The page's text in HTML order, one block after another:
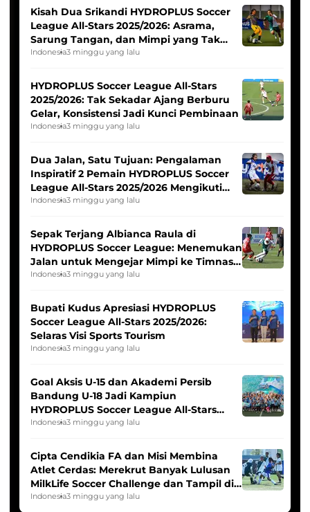
Kisah Dua Srikandi HYDROPLUS Soccer
League All-Stars 2025/2026: Asrama,
Sarung Tangan, dan Mimpi yang Tak
Pernah Padam
Indonesia3 minggu yang lalu
HYDROPLUS Soccer League All-Stars
2025/2026: Tak Sekadar Ajang Berburu
Gelar, Konsistensi Jadi Kunci Pembinaan
Indonesia3 minggu yang lalu
Dua Jalan, Satu Tujuan: Pengalaman
Inspiratif 2 Pemain HYDROPLUS Soccer
League All-Stars 2025/2026 Mengikuti
Seleksi Timnas Indonesia Putri
Indonesia3 minggu yang lalu
Sepak Terjang Albianca Raula di
HYDROPLUS Soccer League: Menemukan
Jalan untuk Mengejar Mimpi ke Timnas
Indonesia Putri
Indonesia3 minggu yang lalu
Bupati Kudus Apresiasi HYDROPLUS
Soccer League All-Stars 2025/2026:
Selaras Visi Sports Tourism
Indonesia3 minggu yang lalu
Goal Aksis U-15 dan Akademi Persib
Bandung U-18 Jadi Kampiun
HYDROPLUS Soccer League All-Stars
2025/2026
Indonesia3 minggu yang lalu
Cipta Cendikia FA dan Misi Membina
Atlet Cerdas: Merekrut Banyak Lulusan
MilkLife Soccer Challenge dan Tampil di
HYDROPLUS Soccer League
Indonesia3 minggu yang lalu